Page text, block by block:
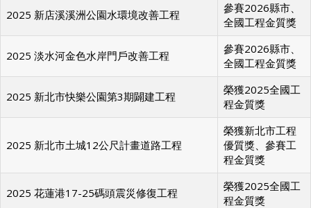
2025 新店溪溪洲公園水環境改善工程
參賽2026縣市、
全國工程金質獎
2025 淡水河金色水岸門戶改善工程
參賽2026縣市、
全國工程金質獎
2025 新北市快樂公園第3期闢建工程
榮獲2025全國工
程金質獎
2025 新北市土城12公尺計畫道路工程
榮獲新北市工程
優質獎、參賽工
程金質獎
2025 花蓮港17-25碼頭震災修復工程
榮獲2025全國工
程金質獎